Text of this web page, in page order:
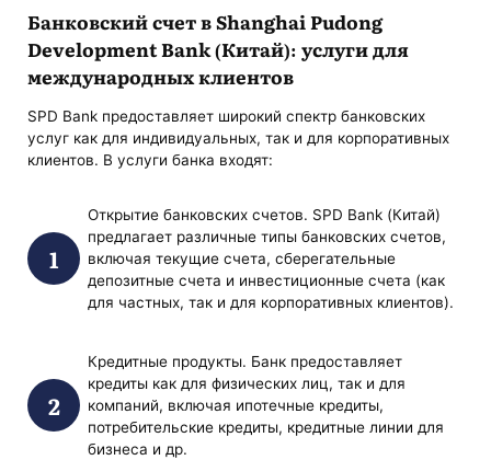
Банковский счет в Shanghai Pudong
Development Bank (Китай): услуги для
международных клиентов
SPD Bank предоставляет широкий спектр банковских
услуг как для индивидуальных, так и для корпоративных
клиентов. В услуги банка входят:
Открытие банковских счетов. SPD Bank (Китай)
предлагает различные типы банковских счетов,
включая текущие счета, сберегательные
депозитные счета и инвестиционные счета (как
для частных, так и для корпоративных клиентов).
Кредитные продукты. Банк предоставляет
кредиты как для физических лиц, так и для
компаний, включая ипотечные кредиты,
потребительские кредиты, кредитные линии для
бизнеса и др.